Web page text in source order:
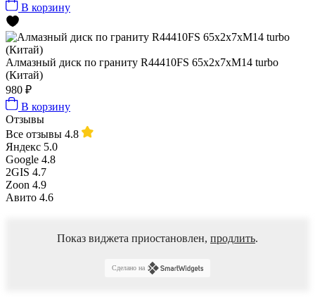
В корзину
Алмазный диск по граниту R44410FS 65x2x7xМ14 turbo
(Китай)
980 ₽
В корзину
Отзывы
Все отзывы 4.8
Яндекс 5.0
Google 4.8
2GIS 4.7
Zoon 4.9
Авито 4.6
Показ виджета приостановлен, продлить.
Сделано на